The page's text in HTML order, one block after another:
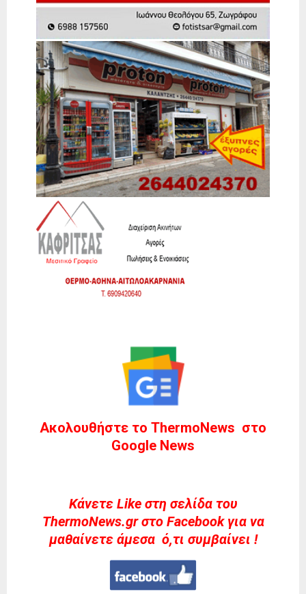
Ακολουθήστε το ThermoNews στο
Google News
Kάνετε Like στη σελίδα του
ThermoNews.gr στο Facebook για να
μαθαίνετε άμεσα ό,τι συμβαίνει !